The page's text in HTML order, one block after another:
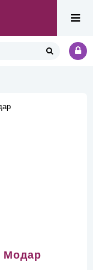
Модар